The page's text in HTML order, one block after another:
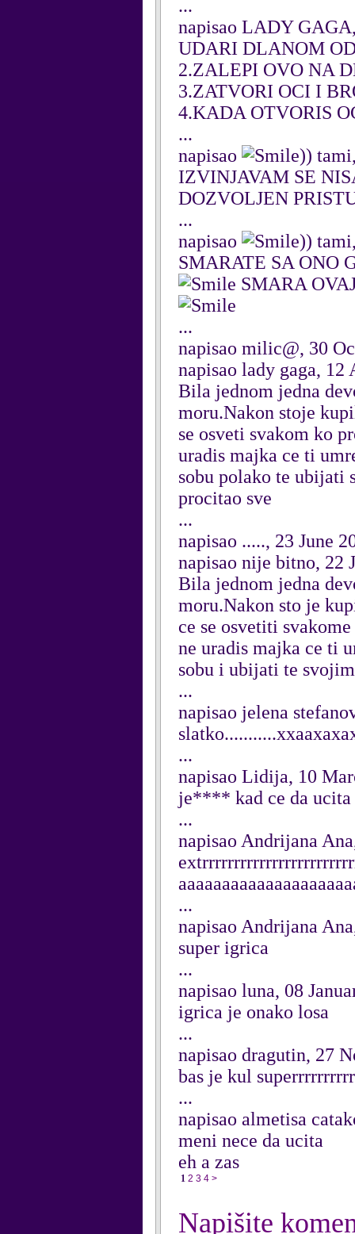
...
napisao LADY
UDARI DLANOM
2.ZALEPI OVO NA
3.ZATVORI OCI I
4.KADA OTVORIS
...
napisao
))
IZVINJAVAM SE
DOZVOLJEN
...
napisao
))
SMARATE SA ONO
SMARA
...
napisao milic@, 30
napisao lady gaga, 12
Bila jednom jedna
moru.Nakon stoje
se osveti svakom ko
uradis majka ce ti
sobu polako te ubijati
procitao sve
...
napisao ....., 23 June
napisao nije bitno, 22
Bila jednom jedna
moru.Nakon sto je
ce se osvetiti
ne uradis majka ce ti
sobu i ubijati te
...
napisao jelena
...
napisao Lidija, 10
je**** kad ce da ucita
...
napisao Andrijana
...
napisao Andrijana
super igrica
...
napisao luna, 08
igrica je onako losa
...
napisao dragutin, 27
bas je kul
...
napisao almetisa
meni nece da ucita
eh a zas
1 2 3 4 >
Napišite